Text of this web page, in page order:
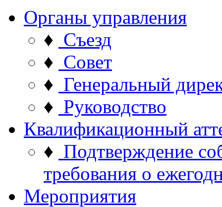
Органы управления
♦ Съезд
♦ Совет
♦ Генеральный
♦ Руководство
Квалификационный
♦ Подтверждение
требования о
Мероприятия